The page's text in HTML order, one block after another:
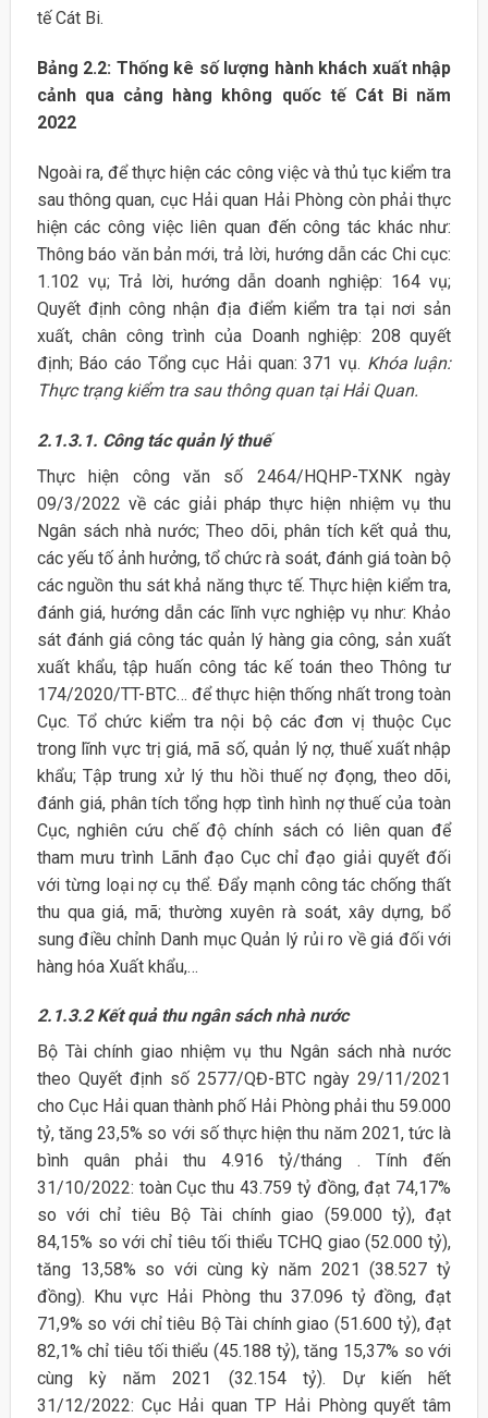
tế Cát Bi.
Bảng 2.2: Thống kê số lượng hành khách xuất nhập
cảnh qua cảng hàng không quốc tế Cát Bi năm
2022
Ngoài ra, để thực hiện các công việc và thủ tục kiểm tra
sau thông quan, cục Hải quan Hải Phòng còn phải thực
hiện các công việc liên quan đến công tác khác như:
Thông báo văn bản mới, trả lời, hướng dẫn các Chi cục:
1.102 vụ; Trả lời, hướng dẫn doanh nghiệp: 164 vụ;
Quyết định công nhận địa điểm kiểm tra tại nơi sản
xuất, chân công trình của Doanh nghiệp: 208 quyết
định; Báo cáo Tổng cục Hải quan: 371 vụ. Khóa luận:
Thực trạng kiểm tra sau thông quan tại Hải Quan.
2.1.3.1. Công tác quản lý thuế
Thực hiện công văn số 2464/HQHP-TXNK ngày
09/3/2022 về các giải pháp thực hiện nhiệm vụ thu
Ngân sách nhà nước; Theo dõi, phân tích kết quả thu,
các yếu tố ảnh hưởng, tổ chức rà soát, đánh giá toàn bộ
các nguồn thu sát khả năng thực tế. Thực hiện kiểm tra,
đánh giá, hướng dẫn các lĩnh vực nghiệp vụ như: Khảo
sát đánh giá công tác quản lý hàng gia công, sản xuất
xuất khẩu, tập huấn công tác kế toán theo Thông tư
174/2020/TT-BTC… để thực hiện thống nhất trong toàn
Cục. Tổ chức kiểm tra nội bộ các đơn vị thuộc Cục
trong lĩnh vực trị giá, mã số, quản lý nợ, thuế xuất nhập
khẩu; Tập trung xử lý thu hồi thuế nợ đọng, theo dõi,
đánh giá, phân tích tổng hợp tình hình nợ thuế của toàn
Cục, nghiên cứu chế độ chính sách có liên quan để
tham mưu trình Lãnh đạo Cục chỉ đạo giải quyết đối
với từng loại nợ cụ thể. Đẩy mạnh công tác chống thất
thu qua giá, mã; thường xuyên rà soát, xây dựng, bổ
sung điều chỉnh Danh mục Quản lý rủi ro về giá đối với
hàng hóa Xuất khẩu,…
2.1.3.2 Kết quả thu ngân sách nhà nước
Bộ Tài chính giao nhiệm vụ thu Ngân sách nhà nước
theo Quyết định số 2577/QĐ-BTC ngày 29/11/2021
cho Cục Hải quan thành phố Hải Phòng phải thu 59.000
tỷ, tăng 23,5% so với số thực hiện thu năm 2021, tức là
bình quân phải thu 4.916 tỷ/tháng . Tính đến
31/10/2022: toàn Cục thu 43.759 tỷ đồng, đạt 74,17%
so với chỉ tiêu Bộ Tài chính giao (59.000 tỷ), đạt
84,15% so với chỉ tiêu tối thiểu TCHQ giao (52.000 tỷ),
tăng 13,58% so với cùng kỳ năm 2021 (38.527 tỷ
đồng). Khu vực Hải Phòng thu 37.096 tỷ đồng, đạt
71,9% so với chỉ tiêu Bộ Tài chính giao (51.600 tỷ), đạt
82,1% chỉ tiêu tối thiểu (45.188 tỷ), tăng 15,37% so với
cùng kỳ năm 2021 (32.154 tỷ). Dự kiến hết
31/12/2022: Cục Hải quan TP Hải Phòng quyết tâm